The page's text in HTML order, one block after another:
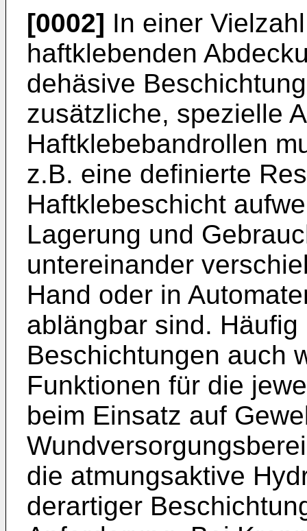
[0002] In einer
haftklebenden
dehäsive
zusätzliche, spezielle
Haftklebebandrollen
z.B. eine definierte
Haftklebeschicht
Lagerung und
untereinander
Hand oder in
ablängbar sind.
Beschichtungen auch
Funktionen für die
beim Einsatz auf
die atmungsaktive
derartiger